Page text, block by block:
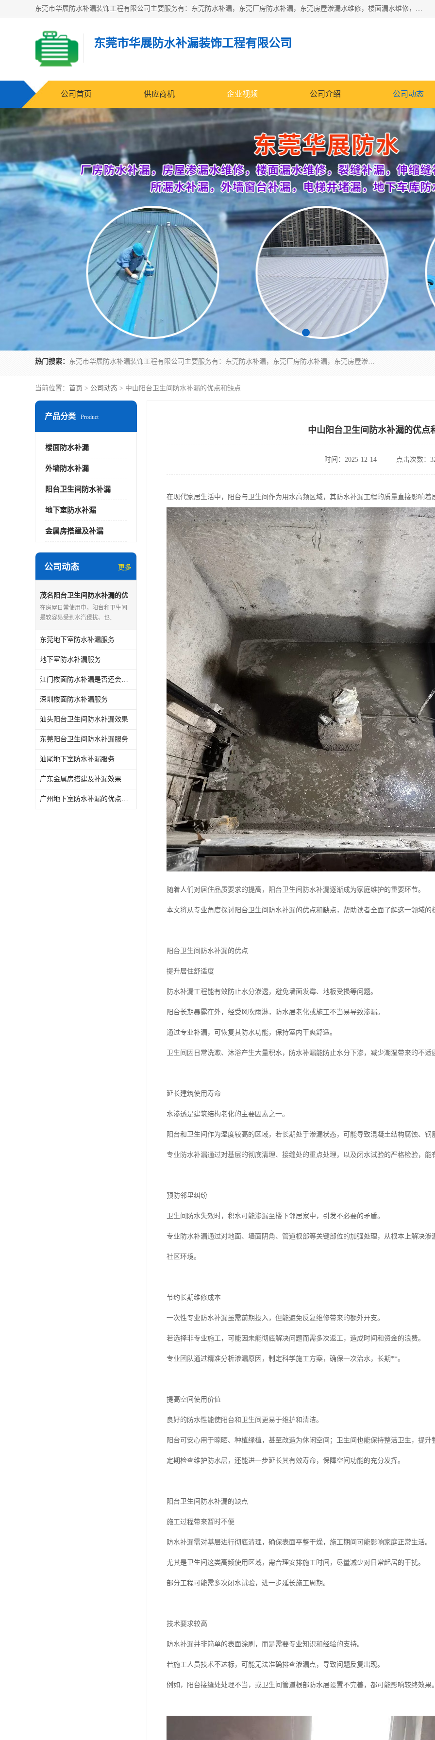
东莞市华展防水补漏装饰工程有限公司主要服务有：东莞防水补漏，东莞厂房防水补漏，东莞房屋渗漏水维修，楼面漏水维修，裂缝补漏，伸缩缝补漏，卫生间防水改造，厕所漏水补漏，外墙窗台补漏，电梯井堵漏，地下车库防水引水工程等
东莞市华展防水补漏装饰工程有限公司
公司首页 供应商机 企业视频 公司介绍 公司动态
热门搜索： 东莞市华展防水补漏装饰工程有限公司主要服务有：东莞防水补漏，东莞厂房防水补漏，东莞房屋渗漏水维修，楼面漏水维修，裂缝补漏，伸缩缝补漏，卫生间防水改造，厕所漏水补漏，外墙窗台补漏，电梯井堵漏，地下车库防水引水工程等
当前位置： 首页 > 公司动态 > 中山阳台卫生间防水补漏的优点和缺点
产品分类 Product
楼面防水补漏
外墙防水补漏
阳台卫生间防水补漏
地下室防水补漏
金属房搭建及补漏
公司动态 更多
茂名阳台卫生间防水补漏的优
点和缺点
在房屋日常使用中，阳台和卫生间
是较容易受到水汽侵扰、也..
东莞地下室防水补漏服务
地下室防水补漏服务
江门楼面防水补漏是否还会漏水
深圳楼面防水补漏服务
汕头阳台卫生间防水补漏效果
东莞阳台卫生间防水补漏服务
汕尾地下室防水补漏服务
广东金属房搭建及补漏效果
广州地下室防水补漏的优点和缺点
中山阳台卫生间防水补漏的优点
时间：2025-12-14 点击次数：
在现代家居生活中，阳台与卫生间作为用水高频区域，其防水补漏工程的质量直接影响着
随着人们对居住品质要求的提高，阳台卫生间防水补漏逐渐成为家庭维护的重要环节。
本文将从专业角度探讨阳台卫生间防水补漏的优点和缺点，帮助读者全面了解这一领域的
阳台卫生间防水补漏的优点
提升居住舒适度
防水补漏工程能有效防止水分渗透，避免墙面发霉、地板受损等问题。
阳台长期暴露在外，经受风吹雨淋，防水层老化或施工不当易导致渗漏。
通过专业补漏，可恢复其防水功能，保持室内干爽舒适。
卫生间因日常洗漱、沐浴产生大量积水，防水补漏能防止水分下渗，减少潮湿带来的不适
延长建筑使用寿命
水渗透是建筑结构老化的主要因素之一。
阳台和卫生间作为湿度较高的区域，若长期处于渗漏状态，可能导致混凝土结构腐蚀、钢
专业防水补漏通过对基层的彻底清理、接缝处的重点处理，以及闭水试验的严格检验，
预防邻里纠纷
卫生间防水失效时，积水可能渗漏至楼下邻居家中，引发不必要的矛盾。
专业防水补漏通过对地面、墙面阴角、管道根部等关键部位的加强处理，从根本上解决
社区环境。
节约长期维修成本
一次性专业防水补漏虽需前期投入，但能避免反复维修带来的额外开支。
若选择非专业施工，可能因未能彻底解决问题而需多次返工，造成时间和资金的浪费。
专业团队通过精准分析渗漏原因，制定科学施工方案，确保一次治水，长期**。
提高空间使用价值
良好的防水性能使阳台和卫生间更易于维护和清洁。
阳台可安心用于晾晒、种植绿植，甚至改造为休闲空间；卫生间也能保持整洁卫生，提升
定期检查维护防水层，还能进一步延长其有效寿命，保障空间功能的充分发挥。
阳台卫生间防水补漏的缺点
施工过程带来暂时不便
防水补漏需对基层进行彻底清理，确保表面平整干燥，施工期间可能影响家庭正常生活。
尤其是卫生间这类高频使用区域，需合理安排施工时间，尽量减少对日常起居的干扰。
部分工程可能需多次闭水试验，进一步延长施工周期。
技术要求较高
防水补漏并非简单的表面涂刷，而是需要专业知识和经验的支持。
若施工人员技术不达标，可能无法准确排查渗漏点，导致问题反复出现。
例如，阳台接缝处处理不当，或卫生间管道根部防水层设置不完善，都可能影响较终效果